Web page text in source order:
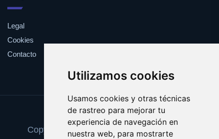
Utilizamos cookies
Usamos cookies y otras técnicas
de rastreo para mejorar tu
experiencia de navegación en
nuestra web, para mostrarte
Legal
Cookies
Contacto
Update cookies preferences
Copyright © 2025 formacioninformatica.es